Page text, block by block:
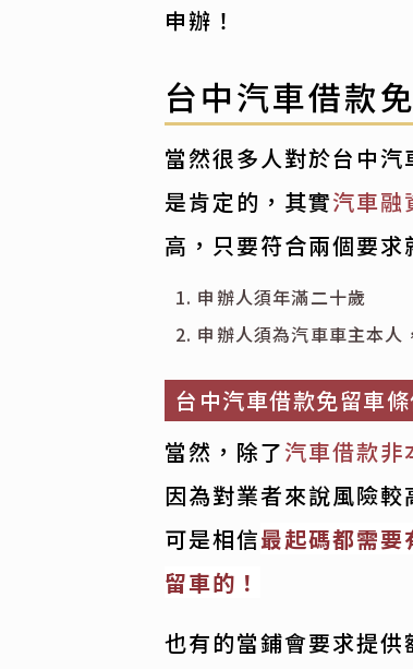
申辦！
台中汽車借款
當然很多人對於台中
是肯定的，其實汽車融
高，只要符合兩個要求
申辦人須年滿二十歲
申辦人須為汽車車主本人
台中汽車借款免留車
當然，除了汽車借款非
因為對業者來說風險較
可是相信最起碼都需
留車的！
也有的當鋪會要求提供